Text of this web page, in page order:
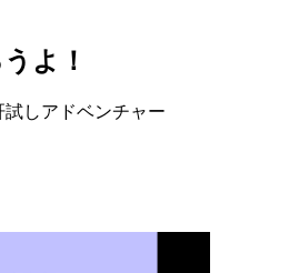
よ！
しアドベンチャー